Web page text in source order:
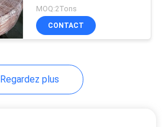
latéral a enduit le tube de
4mm Bundy
MOQ:2Tons
CONTACT
Regardez plus